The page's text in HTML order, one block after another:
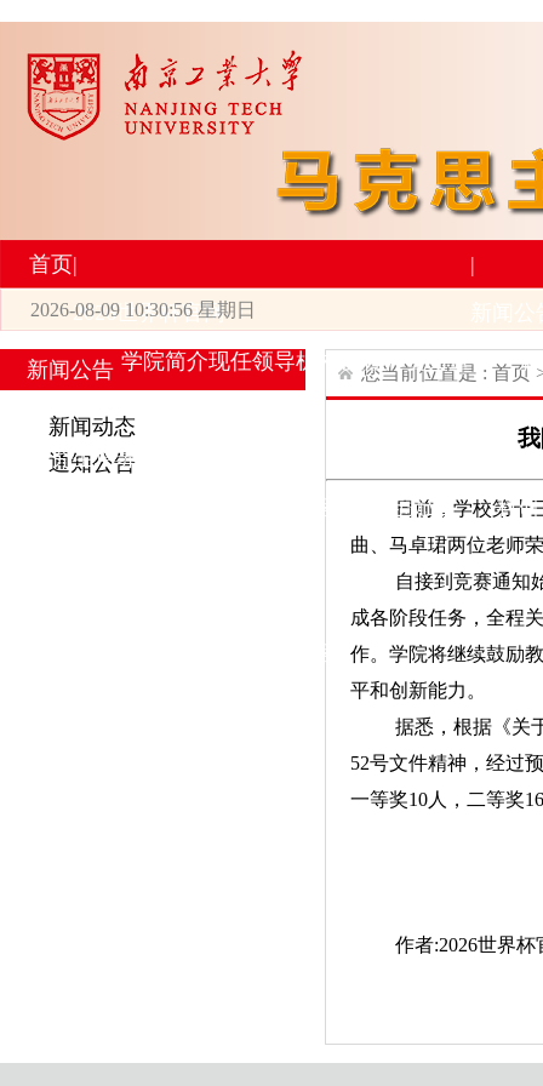
首页|
2026世界杯官网
学院简介现任领导机构设置师资力量
|
研究生培养
学生活动 招生与就业
科
工会活动
2026-08-09 10:30:56 星期日
新闻公告
新闻动态
通知公告
您当前位置是 : 首页
日前，学校第十
曲、马卓珺两位老师
自接到竞赛通知
成各阶段任务，全程
作。学院将继续鼓励
平和创新能力。
据悉，根据《关
52号文件精神，经过
一等奖10人，二等奖
作者:2026世界